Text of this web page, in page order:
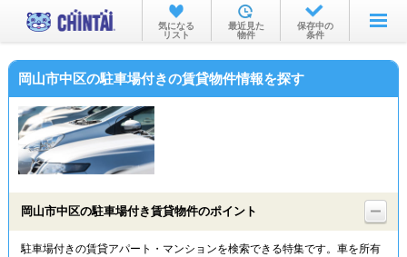
お部屋を探す
沿線・駅から
物件特集から
気になる
リスト
最近見た
物件
保存中の
条件
岡山市中区の駐車場付きの賃貸物件情報を探す
岡山市中区の駐車場付き賃貸物件のポイント
駐車場付きの賃貸アパート・マンションを検索できる特集です。車を所有